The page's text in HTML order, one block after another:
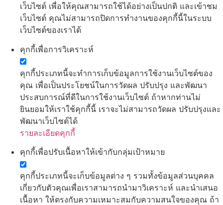
เว็บไซต์ เพื่อให้คุณสามารถใช้ได้อย่างเป็นปกติ และเข้าชม
เว็บไซต์ คุณไม่สามารถปิดการทำงานของคุกกี้นี้ในระบบ
เว็บไซต์ของเราได้
คุกกี้เพื่อการวิเคราะห์
คุกกี้ประเภทนี้จะทำการเก็บข้อมูลการใช้งานเว็บไซต์ของ
คุณ เพื่อเป็นประโยชน์ในการวัดผล ปรับปรุง และพัฒนา
ประสบการณ์ที่ดีในการใช้งานเว็บไซต์ ถ้าหากท่านไม่
ยินยอมให้เราใช้คุกกี้นี้ เราจะไม่สามารถวัดผล ปรับปรุงและ
พัฒนาเว็บไซต์ได้
รายละเอียดคุกกี้
คุกกี้เพื่อปรับเนื้อหาให้เข้ากับกลุ่มเป้าหมาย
คุกกี้ประเภทนี้จะเก็บข้อมูลต่าง ๆ รวมทั้งข้อมูลส่วนบุคคล
เกี่ยวกับตัวคุณเพื่อเราสามารถนำมาวิเคราะห์ และนำเสนอ
เนื้อหา ให้ตรงกับความเหมาะสมกับความสนใจของคุณ ถ้า